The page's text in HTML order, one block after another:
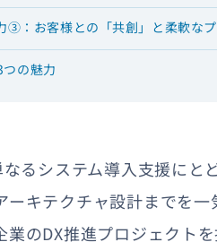
③：お客様との「共創」と柔軟な
の魅力
なるシステム導入支援に
ーキテクチャ設計までを
業のDX推進プロジェクト